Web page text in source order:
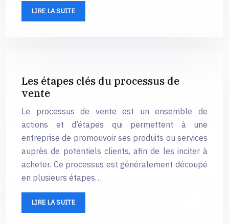
LIRE LA SUITE
Les étapes clés du processus de
vente
Le processus de vente est un ensemble de
actions et d’étapes qui permettent à une
entreprise de promouvoir ses produits ou services
auprès de potentiels clients, afin de les inciter à
acheter. Ce processus est généralement découpé
en plusieurs étapes…
LIRE LA SUITE